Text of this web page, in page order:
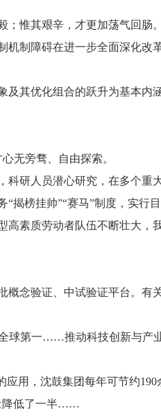
惟其艰辛，才更加荡气回肠。
制障碍在进一步全面深化改
其优化组合的跃升为基本内涵
无旁骛、自由探索。
研人员潜心研究，在多个重
榜挂帅”“赛马”制度，实行
素质劳动者队伍不断壮大，
念验证、中试验证平台。有
球第一……推动科技创新与产
用，沈鼓集团每年可节约
降低了一半……